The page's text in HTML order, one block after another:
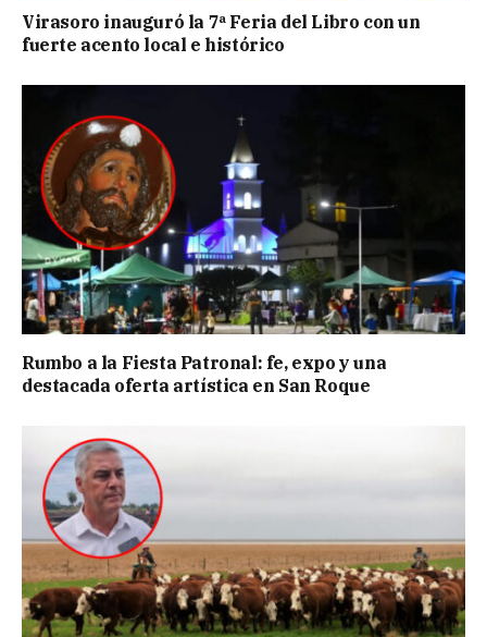
Virasoro inauguró la 7ª Feria del Libro con un
fuerte acento local e histórico
Rumbo a la Fiesta Patronal: fe, expo y una
destacada oferta artística en San Roque